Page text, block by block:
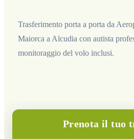
Trasferimento porta a porta da
Maiorca a Alcudia con autista
monitoraggio del volo inclusi.
Prenota il tuo